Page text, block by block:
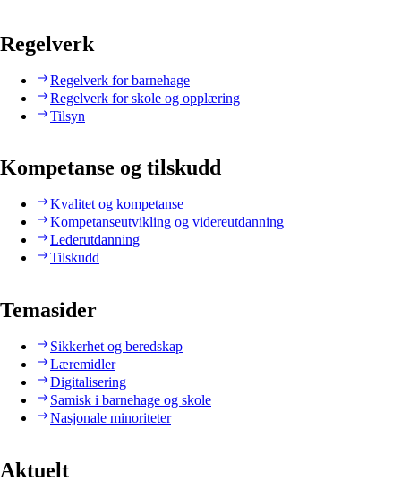
Regelverk
Regelverk for barnehage
Regelverk for skole og opplæring
Tilsyn
Kompetanse og tilskudd
Kvalitet og kompetanse
Kompetanseutvikling og videreutdanning
Lederutdanning
Tilskudd
Temasider
Sikkerhet og beredskap
Læremidler
Digitalisering
Samisk i barnehage og skole
Nasjonale minoriteter
Aktuelt